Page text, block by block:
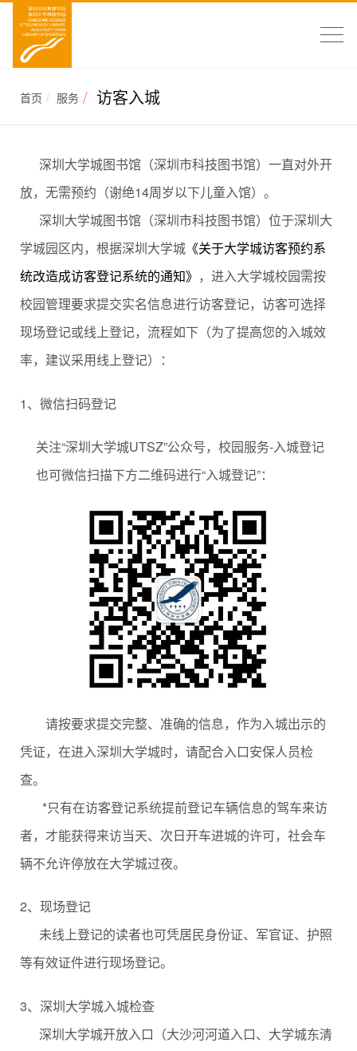
首页 服务 访客入城
深圳大学城图书馆（深圳市科技图书馆）一直对外开
放，无需预约（谢绝14周岁以下儿童入馆）。
深圳大学城图书馆（深圳市科技图书馆）位于深圳大
学城园区内，根据深圳大学城《关于大学城访客预约系
统改造成访客登记系统的通知》 ，进入大学城校园需按
校园管理要求提交实名信息进行访客登记，访客可选择
现场登记或线上登记，流程如下（为了提高您的入城效
率，建议采用线上登记）：
1、微信扫码登记
关注“深圳大学城UTSZ”公众号，校园服务-入城登记
也可微信扫描下方二维码进行“入城登记”：
请按要求提交完整、准确的信息，作为入城出示的
凭证，在进入深圳大学城时，请配合入口安保人员检
查。
*只有在访客登记系统提前登记车辆信息的驾车来访
者，才能获得来访当天、次日开车进城的许可，社会车
辆不允许停放在大学城过夜。
2、现场登记
未线上登记的读者也可凭居民身份证、军官证、护照
等有效证件进行现场登记。
3、深圳大学城入城检查
深圳大学城开放入口（大沙河河道入口、大学城东清